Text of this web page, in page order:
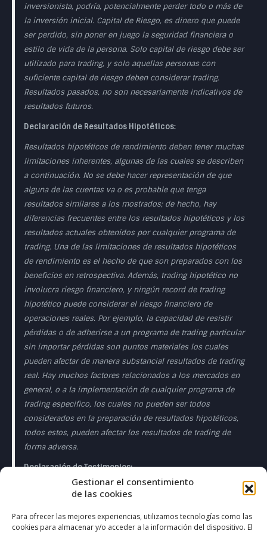
Gestionar el consentimiento
de las cookies
Para ofrecer las mejores experiencias, utilizamos tecnologías como las
cookies para almacenar y/o acceder a la información del dispositivo. El
inversionista, podría, potencialmente perder todo o más de
la inversión inicial. Capital de Riesgo, es dinero que puede
ser perdido, sin poner en juego la seguridad financiera o
estilo de vida de la persona. Solo capital de riesgo debe ser
utilizado para trading, y solo aquellas personas con
suficiente capital de riesgo deben considerar trading.
Resultados pasados, no son necesariamente indicativos de
resultados futuros.
Declaración de Resultados Hipotéticos:
Resultados hipotéticos de rendimiento deben tener muchas
limitaciones inherentes, algunas de las cuales se describen
a continuación. No se debe hacer representación de que
alguna de las cuentas va o es probable que tenga
resultados similares a los mostrados; de hecho, hay
diferencias frecuentes entre los resultados hipotéticos y los
resultados actuales obtenidos por cualquier programa de
trading. Una de las limitaciones de resultados hipotéticos
de rendimiento es el hecho de que son preparados con los
beneficios en retrospectiva. Además, trading hipotético no
involucra riesgo financiero, y ningún record de trading
hipotético puede considerar el riesgo financiero de
operaciones reales. Por ejemplo, la capacidad de resistir
pérdidas o de adherirse a un programa de trading particular
sin importar pérdidas son puntos materiales los cuales
pueden afectar de manera substancial resultados de trading
real. Hay muchos factores relacionados a los mercados en
general, o a la implementación de cualquier programa de
trading especifico, los cuales no pueden ser todos
considerados en la preparación de resultados hipotéticos,
todos estos, pueden afectar los resultados de trading de
forma adversa.
Declaración de Testimonios:
Los testimonios que aparecen en esta página web pueden
garantía de rendimiento o éxito en el futuro.